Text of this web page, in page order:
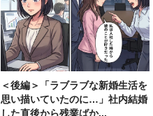
＜後編＞「ラブラブな新婚生活を
思い描いていたのに…」社内結婚
した直後から残業ばか...